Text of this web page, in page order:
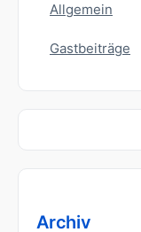
Allgemein
Gastbeiträge
Archiv